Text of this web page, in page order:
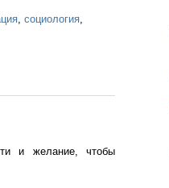
социология
и желание, чтобы